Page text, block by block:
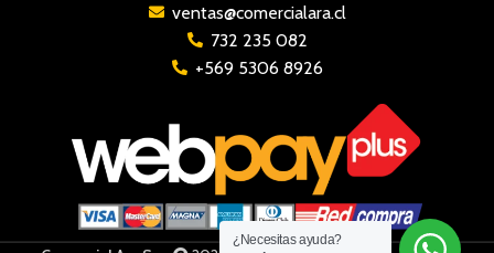
ventas@comercialara.cl
732 235 082
+569 5306 8926
¿Necesitas ayuda?